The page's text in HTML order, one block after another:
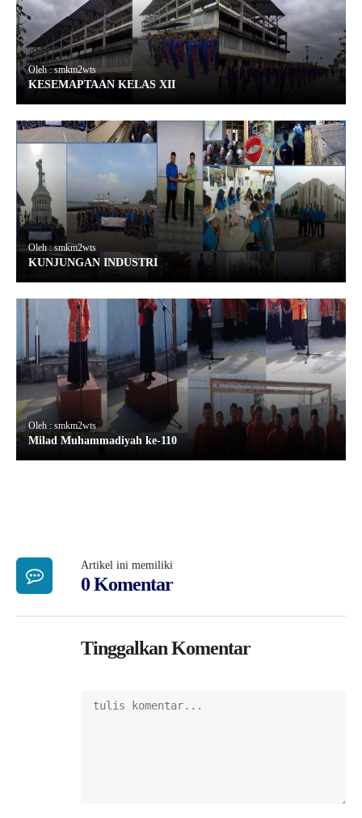
Oleh : smkm2wts
KESEMAPTAAN KELAS XII
Oleh : smkm2wts
KUNJUNGAN INDUSTRI
Oleh : smkm2wts
Milad Muhammadiyah ke-110
Artikel ini memiliki
0 Komentar
Tinggalkan Komentar